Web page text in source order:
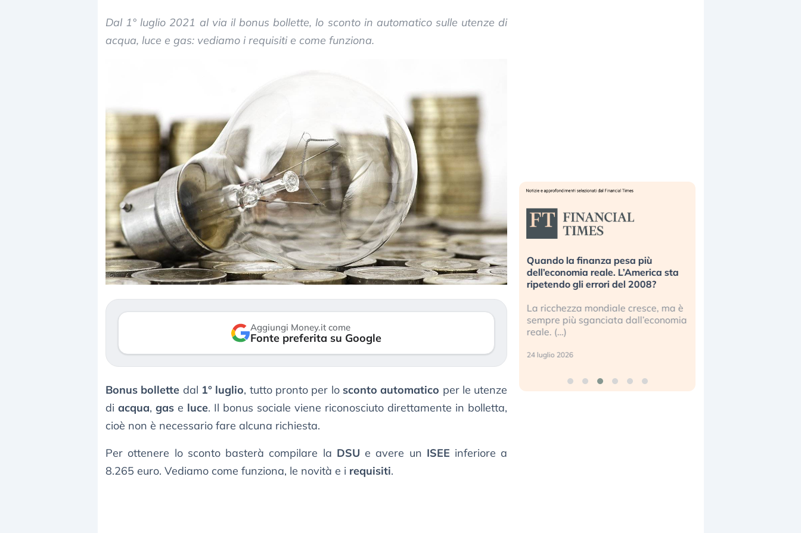
Dal 1° luglio 2021 al via il bonus bollette, lo sconto in automatico sulle utenze di
acqua, luce e gas: vediamo i requisiti e come funziona.
Aggiungi Money.it come
Fonte preferita su Google
Bonus bollette dal 1° luglio, tutto pronto per lo sconto automatico per le utenze
diacqua,gas e luce. Il bonus sociale viene riconosciuto direttamente in bolletta,
cioè non è necessario fare alcuna richiesta.
Per ottenere lo sconto basterà compilare la DSU e avere un ISEE inferiore a
8.265 euro. Vediamo come funziona, le novità e i requisiti.
Dalle valutazioni estreme alla
correzione. Cosa sta guidando il
repricing degli asset?
3 agosto 2026
«La mia vita è rovinata». Investitori
in preda al panico dopo lo scoppio
della bolla AI
Kospi, mentre gli investitori retail (…)
30 luglio 2026
Quando la finanza pesa più
dell’economia reale. L’America sta
ripetendo gli errori del 2008?
La ricchezza mondiale cresce, ma è
sempre più sganciata dall’economia
reale. (…)
24 luglio 2026